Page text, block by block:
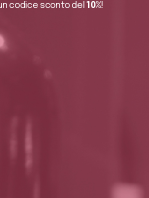
codice sconto del10%!